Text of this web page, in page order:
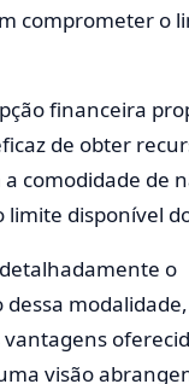
comprometer o
financeira
de obter
comodidade de
disponível
o
vantagens
visão